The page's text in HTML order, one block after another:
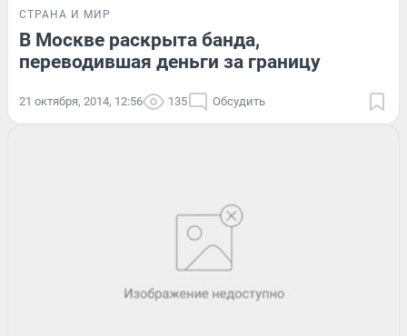
СТРАНА И МИР
В Москве раскрыта банда,
переводившая деньги за границу
21 октября, 2014, 12:56 135 Обсудить